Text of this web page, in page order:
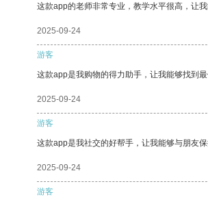
这款app的老师非常专业，教学水平很高，让我
2025-09-24
游客
这款app是我购物的得力助手，让我能够找到
2025-09-24
游客
这款app是我社交的好帮手，让我能够与朋友保
2025-09-24
游客